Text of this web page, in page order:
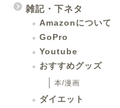
雑記・下ネタ
Amazonについて
GoPro
Youtube
おすすめグッズ
本/漫画
ダイエット